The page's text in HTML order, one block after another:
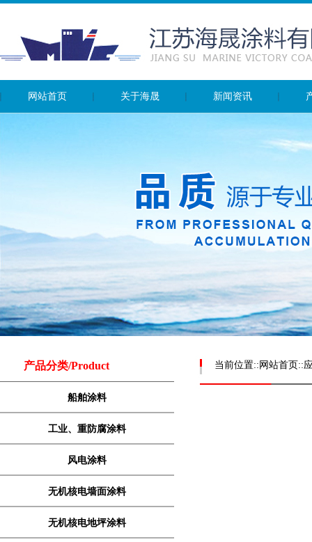
网站首页 关于海晟 新闻资讯
产品分类/Product
船舶涂料
工业、重防腐涂料
风电涂料
无机核电墙面涂料
无机核电地坪涂料
当前位置:: 网站首页::